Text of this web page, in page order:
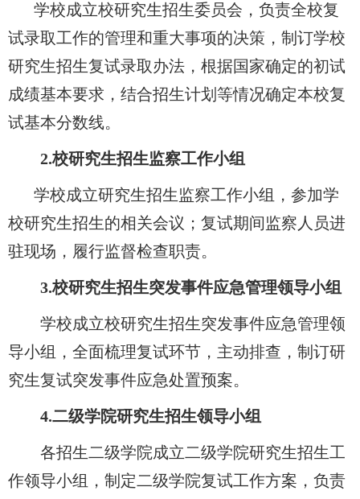
学校成立校研究生招生委员会，负责全校复
试录取工作的管理和重大事项的决策，制订学校
研究生招生复试录取办法，根据国家确定的初试
成绩基本要求，结合招生计划等情况确定本校复
试基本分数线。
2.校研究生招生监察工作小组
学校成立研究生招生监察工作小组，参加学
校研究生招生的相关会议；复试期间监察人员进
驻现场，履行监督检查职责。
3.校研究生招生突发事件应急管理领导小组
学校成立校研究生招生突发事件应急管理领
导小组，全面梳理复试环节，主动排查，制订研
究生复试突发事件应急处置预案。
4.二级学院研究生招生领导小组
各招生二级学院成立二级学院研究生招生工
作领导小组，制定二级学院复试工作方案，负责